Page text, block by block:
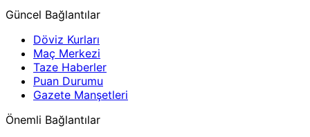
Güncel Bağlantılar
Döviz Kurları
Maç Merkezi
Taze Haberler
Puan Durumu
Gazete Manşetleri
Önemli Bağlantılar